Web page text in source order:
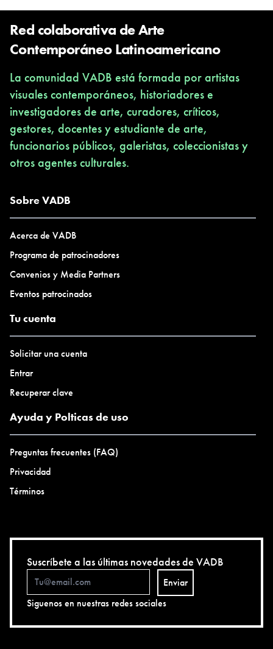
Red colaborativa de Arte
Contemporáneo Latinoamericano
La comunidad VADB está formada por artistas
visuales contemporáneos, historiadores e
investigadores de arte, curadores, críticos,
gestores, docentes y estudiante de arte,
funcionarios públicos, galeristas, coleccionistas y
otros agentes culturales.
Sobre VADB
Acerca de VADB
Programa de patrocinadores
Convenios y Media Partners
Eventos patrocinados
Tu cuenta
Solicitar una cuenta
Entrar
Recuperar clave
Ayuda y Polticas de uso
Preguntas frecuentes (FAQ)
Privacidad
Términos
Suscríbete a las últimas novedades de VADB
Enviar
Siguenos en nuestras redes sociales